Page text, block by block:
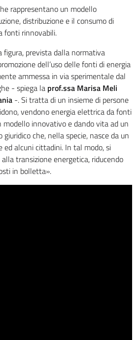
rappresentano un modello
distribuzione e il consumo di
fonti rinnovabili.
prevista dalla normativa
dell’uso delle fonti di energia
ammessa in via sperimentale dal
- spiega la prof.ssa Marisa Meli
-. Si tratta di un insieme di persone
vendono energia elettrica da fonti
modello innovativo e dando vita ad un
che, nella specie, nasce da un
ed alcuni cittadini. In tal modo, si
transizione energetica, riducendo
in bolletta».